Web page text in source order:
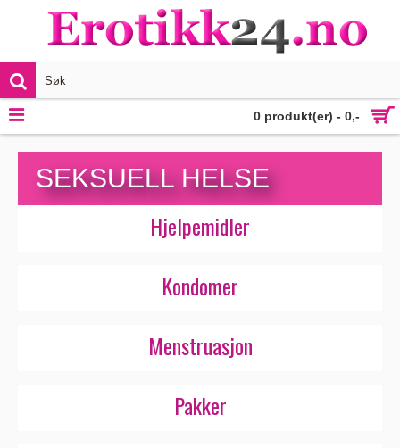
0 produkt(er) - 0,-
SEKSUELL HELSE
Hjelpemidler
Kondomer
Menstruasjon
Pakker